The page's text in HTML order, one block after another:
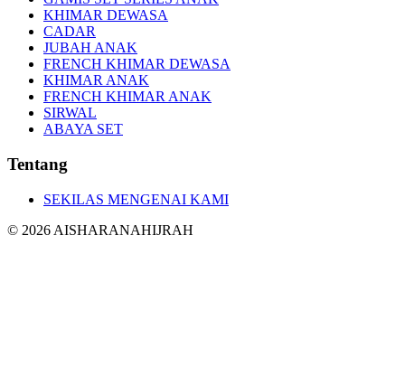
KHIMAR DEWASA
CADAR
JUBAH ANAK
FRENCH KHIMAR DEWASA
KHIMAR ANAK
FRENCH KHIMAR ANAK
SIRWAL
ABAYA SET
Tentang
SEKILAS MENGENAI KAMI
© 2026 AISHARANAHIJRAH